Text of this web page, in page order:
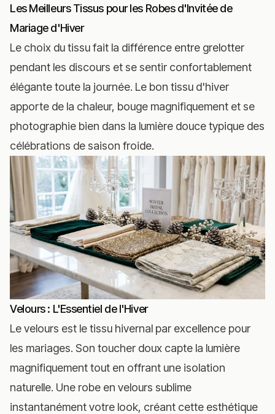
Les Meilleurs Tissus pour les Robes d'Invitée de
Mariage d'Hiver
Le choix du tissu fait la différence entre grelotter
pendant les discours et se sentir confortablement
élégante toute la journée. Le bon tissu d'hiver
apporte de la chaleur, bouge magnifiquement et se
photographie bien dans la lumière douce typique des
célébrations de saison froide.
Velours : L'Essentiel de l'Hiver
Le velours est le tissu hivernal par excellence pour
les mariages. Son toucher doux capte la lumière
magnifiquement tout en offrant une isolation
naturelle. Une robe en velours sublime
instantanément votre look, créant cette esthétique